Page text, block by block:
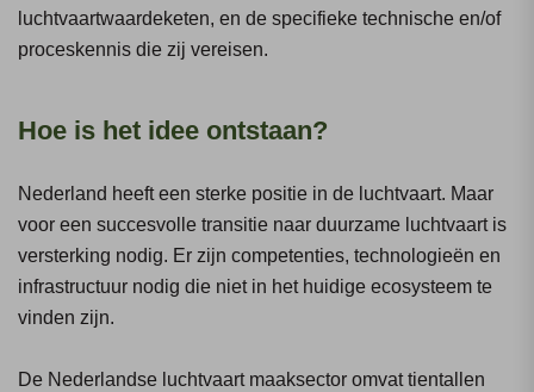
luchtvaartwaardeketen, en de specifieke technische en/of
proceskennis die zij vereisen.
Hoe is het idee ontstaan?
Nederland heeft een sterke positie in de luchtvaart. Maar
voor een succesvolle transitie naar duurzame luchtvaart is
versterking nodig. Er zijn competenties, technologieën en
infrastructuur nodig die niet in het huidige ecosysteem te
vinden zijn.
De Nederlandse luchtvaart maaksector omvat tientallen